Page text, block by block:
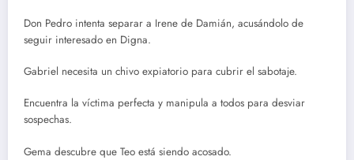
Don Pedro intenta separar a Irene de Damián, acusándolo de
seguir interesado en Digna.
Gabriel necesita un chivo expiatorio para cubrir el sabotaje.
Encuentra la víctima perfecta y manipula a todos para desviar
sospechas.
Gema descubre que Teo está siendo acosado.